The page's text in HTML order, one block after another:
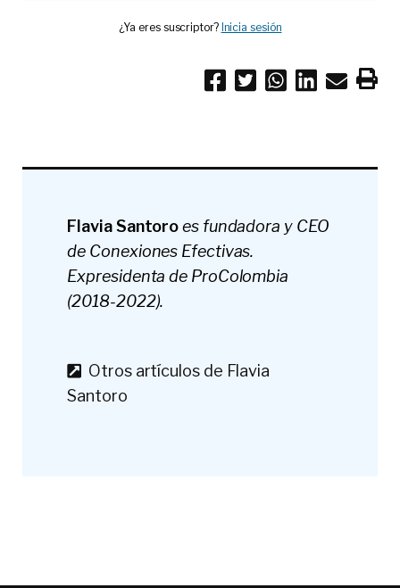
¿Ya eres suscriptor? Inicia sesión
Flavia Santoroes fundadora y CEO
de Conexiones Efectivas.
Expresidenta de ProColombia
(2018-2022).
Otros artículos de Flavia
Santoro